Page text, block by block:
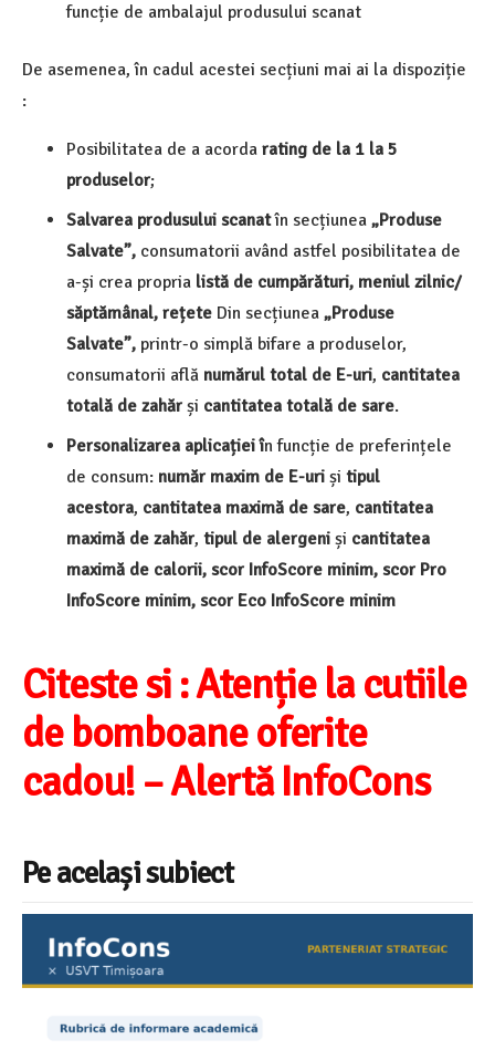
funcție de ambalajul produsului scanat
De asemenea, în cadul acestei secțiuni mai ai la dispoziție
:
Posibilitatea de a acorda rating de la 1 la 5
produselor;
Salvarea produsului scanatîn secțiunea „Produse
Salvate”, consumatorii având astfel posibilitatea de
a-și crea propria listă de cumpărături, meniul zilnic/
săptămânal, rețete Din secțiunea „Produse
Salvate”, printr-o simplă bifare a produselor,
consumatorii află numărul total de E-uri, cantitatea
totală de zahăr și cantitatea totală de sare.
Personalizarea aplicației în funcție de preferințele
de consum: număr maxim de E-uri și tipul
acestora, cantitatea maximă de sare, cantitatea
maximă de zahăr, tipul de alergeni și cantitatea
maximă de calorii, scor InfoScore minim, scor Pro
InfoScore minim, scor Eco InfoScore minim
Citeste si :Atenție la cutiile
de bomboane oferite
cadou! – Alertă InfoCons
Pe același subiect